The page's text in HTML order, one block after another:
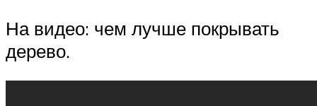
На видео: чем лучше покрывать
дерево.